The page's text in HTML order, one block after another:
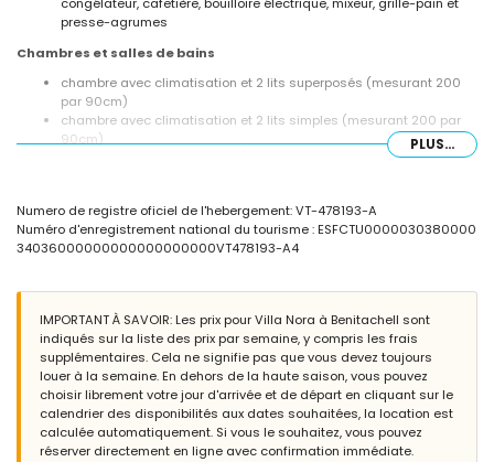
presse-agrumes
Chambres et salles de bains
chambre avec climatisation et 2 lits superposés (mesurant 200
par 90cm)
chambre avec climatisation et 2 lits simples (mesurant 200 par
90cm)
chambre avec 2 lits simples (mesurant 200 par 90cm)
Extérieur de la villa
piscine privée mesurant 8m x 4m et 2m de profondeur
4 terrasses
barbecue
douche extérieure
coin salon extérieur et coin repas extérieur
place de parking privée couverte
Informations complémentaires
ville la plus proche : Moraira (à moins de 4 kilomètres de la villa)
rivière ou berge la plus proche : Méditerranée (à moins de 4
PLUS...
Numero de registre oficiel de l'hebergement: VT-478193-A
Numéro d'enregistrement national du tourisme : ESFCTU0000030380000
34036000000000000000000VT478193-A4
IMPORTANT À SAVOIR: Les prix pour Villa Nora à Benitachell sont
indiqués sur la liste des prix par semaine, y compris les frais
supplémentaires. Cela ne signifie pas que vous devez toujours
louer à la semaine. En dehors de la haute saison, vous pouvez
choisir librement votre jour d'arrivée et de départ en cliquant sur le
calendrier des disponibilités aux dates souhaitées, la location est
calculée automatiquement. Si vous le souhaitez, vous pouvez
réserver directement en ligne avec confirmation immédiate.